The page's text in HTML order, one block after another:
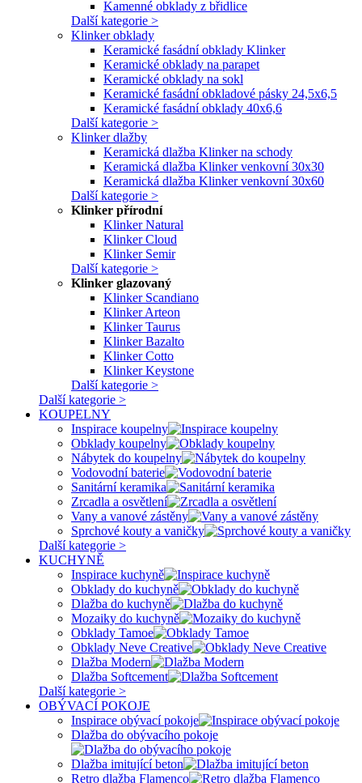
Kamenné obklady z břidlice
Další kategorie >
Klinker obklady
Keramické fasádní obklady Klinker
Keramické obklady na parapet
Keramické obklady na sokl
Keramické fasádní obkladové pásky 24,5x6,5
Keramické fasádní obklady 40x6,6
Další kategorie >
Klinker dlažby
Keramická dlažba Klinker na schody
Keramická dlažba Klinker venkovní 30x30
Keramická dlažba Klinker venkovní 30x60
Další kategorie >
Klinker přírodní
Klinker Natural
Klinker Cloud
Klinker Semir
Další kategorie >
Klinker glazovaný
Klinker Scandiano
Klinker Arteon
Klinker Taurus
Klinker Bazalto
Klinker Cotto
Klinker Keystone
Další kategorie >
Další kategorie >
KOUPELNY
Inspirace koupelny
Obklady koupelny
Nábytek do koupelny
Vodovodní baterie
Sanitární keramika
Zrcadla a osvětlení
Vany a vanové zástěny
Sprchové kouty a vaničky
Další kategorie >
KUCHYNĚ
Inspirace kuchyně
Obklady do kuchyně
Dlažba do kuchyně
Mozaiky do kuchyně
Obklady Tamoe
Obklady Neve Creative
Dlažba Modern
Dlažba Softcement
Další kategorie >
OBÝVACÍ POKOJE
Inspirace obývací pokoje
Dlažba do obývacího pokoje
Dlažba imitující beton
Retro dlažba Flamenco